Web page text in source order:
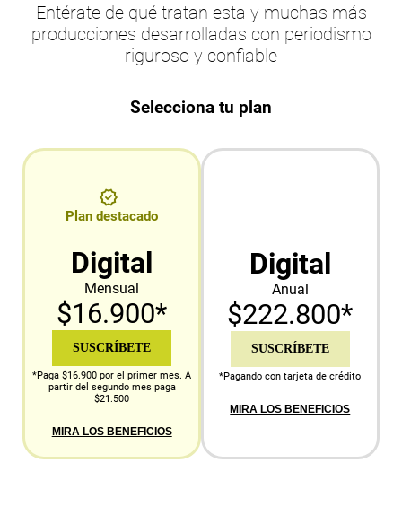
Entérate de qué tratan esta y muchas más
producciones desarrolladas con periodismo
riguroso y confiable
Selecciona tu plan
Plan destacado
Digital
Mensual
$16.900*
SUSCRÍBETE
*Paga $16.900 por el primer mes. A
partir del segundo mes paga
$21.500
MIRA LOS BENEFICIOS
Digital
Anual
$222.800*
SUSCRÍBETE
*Pagando con tarjeta de crédito
MIRA LOS BENEFICIOS